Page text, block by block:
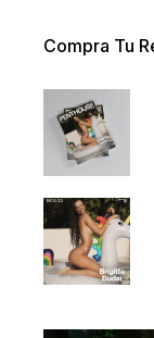
Compra Tu